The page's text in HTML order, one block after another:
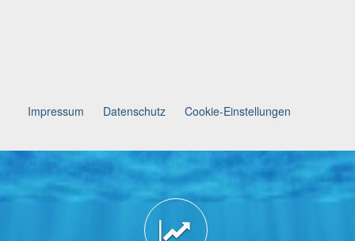
Impressum Datenschutz Cookie-Einstellungen